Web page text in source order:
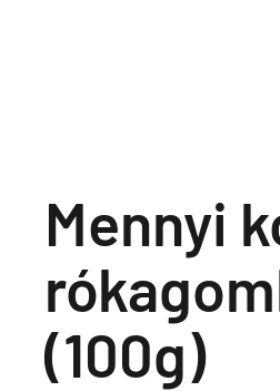
Mennyi
(100g)